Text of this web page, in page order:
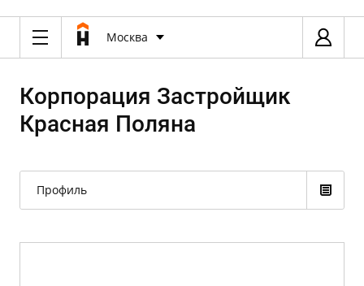
Москва
Корпорация Застройщик
Красная Поляна
Профиль